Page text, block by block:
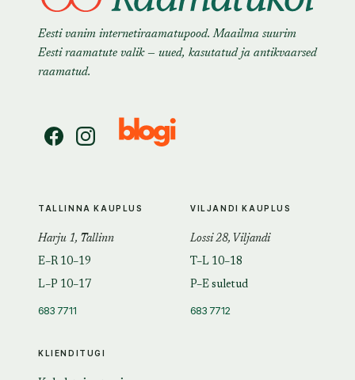
Eesti vanim internetiraamatupood. Maailma suurim
Eesti raamatute valik — uued, kasutatud ja antikvaarsed
raamatud.
KLIENDITUGI
TALLINNA KAUPLUS
Harju 1, Tallinn
E–R 10–19
L–P 10–17
683 7711
VILJANDI KAUPLUS
Lossi 28, Viljandi
T–L 10–18
P–E suletud
683 7712